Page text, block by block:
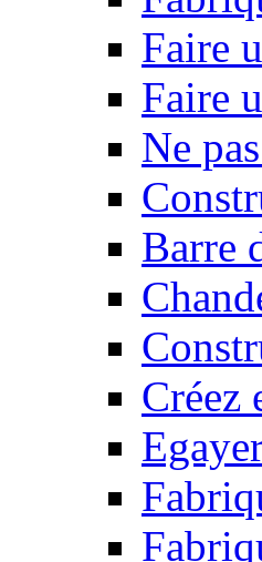
Faire
Faire
Ne
Barre
Créez